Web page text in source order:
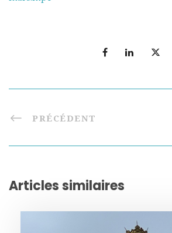
PRÉCÉDENT
Articles similaires